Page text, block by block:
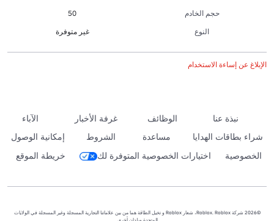
حجم الخادم
50
النوع
غير متوفرة
الإبلاغ عن إساءة الاستخدام
نبذة عنا الوظائف غرفة الأخبار
الآباء
شراء بطاقات الهدايا
مساعدة الشروط
إمكانية الوصول
الخصوصية
اختيارات الخصوصية المتوفرة لك خريطة الموقع
©2026 شركة Roblox. Roblox، شعار Roblox و تخيل الطاقة هما من بين علاماتنا التجارية المسجلة وغير المسجلة في الولايات
المتحدة وبلدان أخرى.